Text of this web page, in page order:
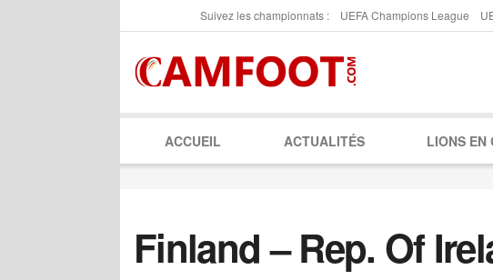
Suivez les championnats : UEFA Champions League
ACCUEIL ACTUALITÉS LIONS EN
Finland – Rep. Of